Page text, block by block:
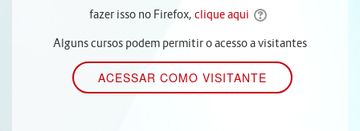
fazer isso no Firefox, clique aqui
Alguns cursos podem permitir o acesso a visitantes